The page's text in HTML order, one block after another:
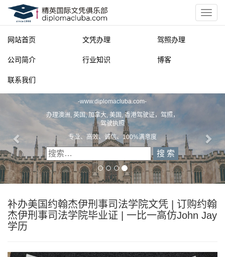
网站首页 文凭办理 驾照办理
公司简介 行业知识 博客
联系我们
-www.diplomacluba.com-
办理澳洲, 英国, 加拿大, 美国, 香港驾驶证，驾照，
驾驶执照
专业、高效、诚信、100%满意度
补办美国约翰杰伊刑事司法学院文凭 | 订购约翰
杰伊刑事司法学院毕业证 | 一比一高仿John Jay
学历